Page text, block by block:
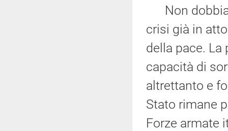
Non
crisi già in
della pace. La
capacità di
altrettanto e
Stato rimane
Forze armate